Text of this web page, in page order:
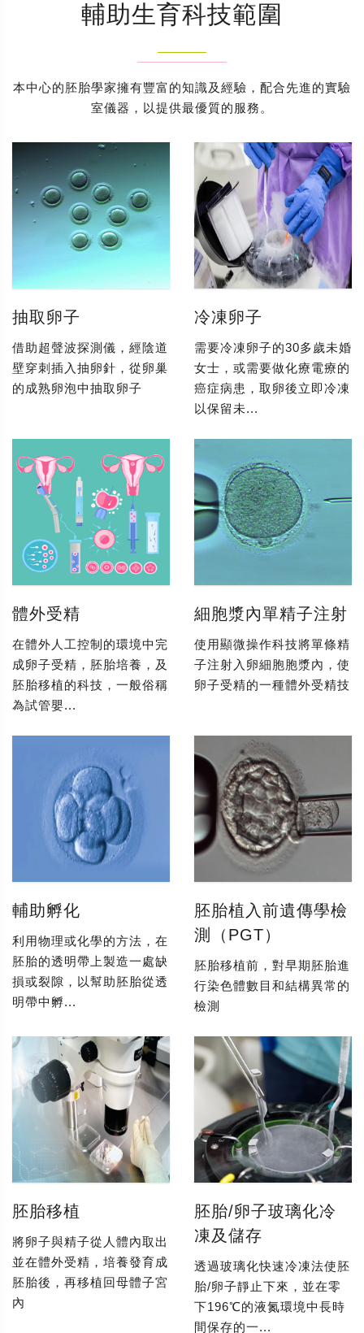
輔助生育科技範圍
本中心的胚胎學家擁有豐富的知識及經驗，配合先進的實驗
室儀器，以提供最優質的服務。
抽取卵子
借助超聲波探測儀，經陰道
壁穿刺插入抽卵針，從卵巢
的成熟卵泡中抽取卵子
冷凍卵子
需要冷凍卵子的30多歲未婚
女士，或需要做化療電療的
癌症病患，取卵後立即冷凍
以保留未...
體外受精
在體外人工控制的環境中完
成卵子受精，胚胎培養，及
胚胎移植的科技，一般俗稱
為試管嬰...
細胞漿內單精子注射
使用顯微操作科技將單條精
子注射入卵細胞胞漿內，使
卵子受精的一種體外受精技
輔助孵化
利用物理或化學的方法，在
胚胎的透明帶上製造一處缺
損或裂隙，以幫助胚胎從透
明帶中孵...
胚胎植入前遺傳學檢
測（PGT）
胚胎移植前，對早期胚胎進
行染色體數目和結構異常的
檢測
胚胎移植
將卵子與精子從人體內取出
並在體外受精，培養發育成
胚胎後，再移植回母體子宮
內
胚胎/卵子玻璃化冷
凍及儲存
透過玻璃化快速冷凍法使胚
胎/卵子靜止下來，並在零
下196℃的液氮環境中長時
間保存的一...